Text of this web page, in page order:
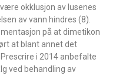
okklusjon av lusenes
av vann hindres (8).
på at dimetikon
at blant annet det
i 2014 anbefalte
ved behandling av